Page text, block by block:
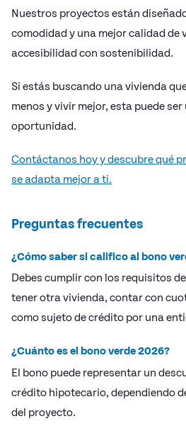
Nuestros proyectos están
comodidad y una mejor calidad de
accesibilidad con sostenibilidad.
Si estás buscando una vivienda
menos y vivir mejor, esta puede
oportunidad.
Contáctanos hoy y descubre qué
se adapta mejor a ti.
Preguntas frecuentes
¿Cómo saber si califico al bono
Debes cumplir con los requisitos
tener otra vivienda, contar con
como sujeto de crédito por una
¿Cuánto es el bono verde 2026?
El bono puede representar un
crédito hipotecario, dependiendo
del proyecto.